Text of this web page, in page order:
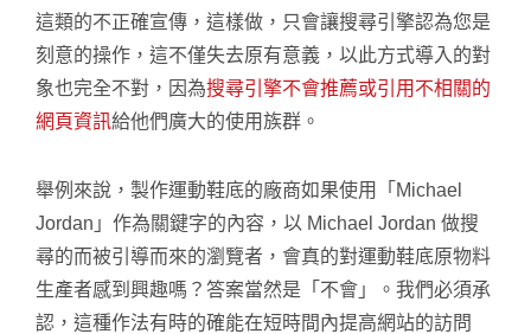
這類的不正確宣傳，這樣做，只會讓搜尋引擎認為您是
刻意的操作，這不僅失去原有意義，以此方式導入的對
象也完全不對，因為搜尋引擎不會推薦或引用不相關的
網頁資訊給他們廣大的使用族群。
舉例來說，製作運動鞋底的廠商如果使用「Michael
Jordan」作為關鍵字的內容，以 Michael Jordan 做搜
尋的而被引導而來的瀏覽者，會真的對運動鞋底原物料
生產者感到興趣嗎？答案當然是「不會」。我們必須承
認，這種作法有時的確能在短時間內提高網站的訪問